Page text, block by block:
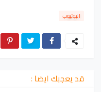
اليوتيوب
قد يعجبك ايضا :